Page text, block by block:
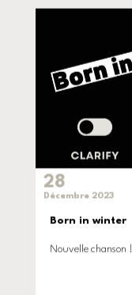
28
Décembre 2023
Born in winter
Nouvelle chanson !